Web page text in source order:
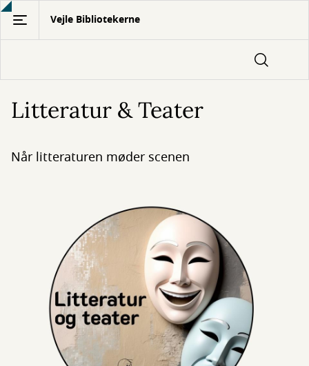
Gå
hovedindhold
Vejle Bibliotekerne
Litteratur & Teater
Når litteraturen møder scenen